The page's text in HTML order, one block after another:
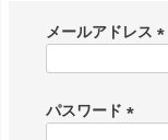
メールアドレス
)
パスワード